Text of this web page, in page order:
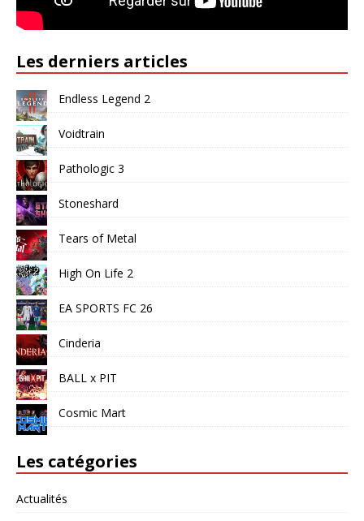
Les derniers articles
Endless Legend 2
Voidtrain
Pathologic 3
Stoneshard
Tears of Metal
High On Life 2
EA SPORTS FC 26
Cinderia
BALL x PIT
Cosmic Mart
Les catégories
Actualités